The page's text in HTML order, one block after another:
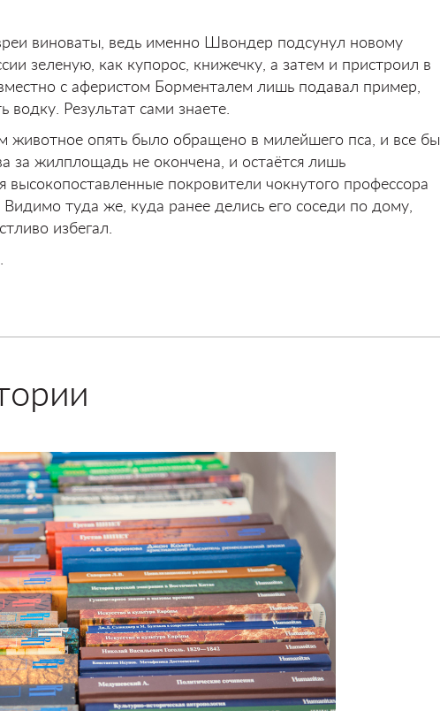
виноваты, ведь именно Швондер подсунул новому
зеленую, как купорос, книжечку, а затем и пристроил в
с аферистом Борменталем лишь подавал пример,
водку. Результат сами знаете.
животное опять было обращено в милейшего пса, и все бы
за жилплощадь не окончена, и остаётся лишь
высокопоставленные покровители чокнутого профессора
туда же, куда ранее делись его соседи по дому,
избегал.